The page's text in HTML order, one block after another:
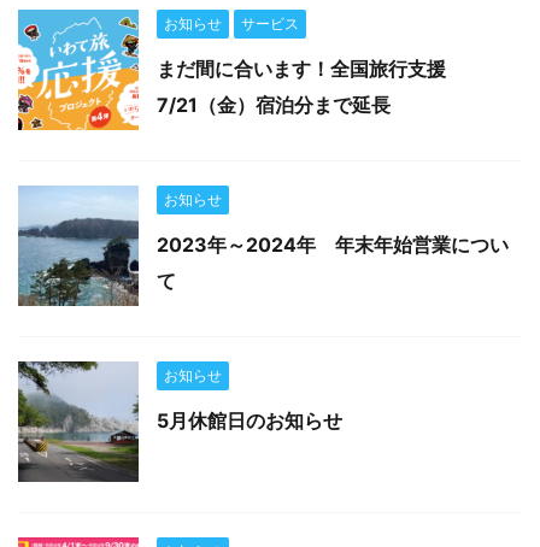
お知らせ サービス
まだ間に合います！全国旅行支援
7/21（金）宿泊分まで延長
お知らせ
2023年～2024年 年末年始営業につい
て
お知らせ
5月休館日のお知らせ